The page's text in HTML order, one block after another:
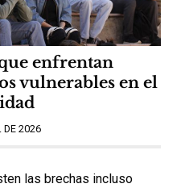
enfrentan
vulnerables en el
DE 2026
las brechas incluso